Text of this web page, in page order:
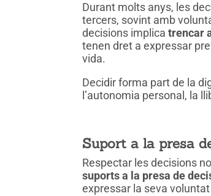
Durant molts anys, les
tercers, sovint amb
decisions implicatrencar
tenen dret a expressar
vida.
Decidir forma part de la
l’autonomia personal, la
Suport a la presa
Respectar les decisions
suports a la presa de
expressar la seva